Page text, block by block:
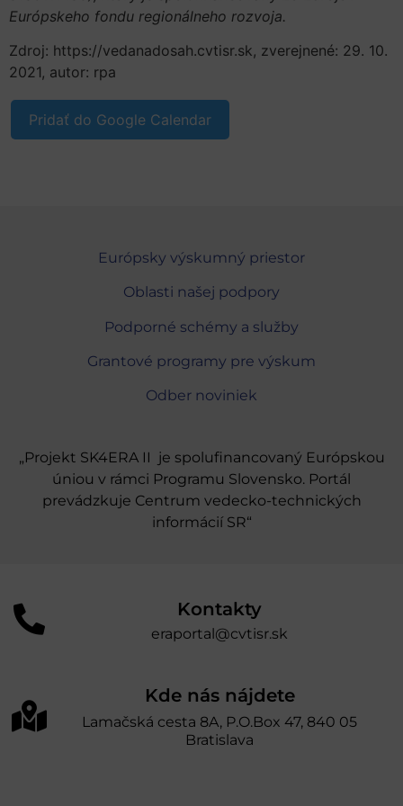
Európskeho fondu regionálneho rozvoja.
Zdroj: https://vedanadosah.cvtisr.sk, zverejnené: 29. 10.
2021, autor: rpa
Pridať do Google Calendar
Európsky výskumný priestor
Oblasti našej podpory
Podporné schémy a služby
Grantové programy pre výskum
Odber noviniek
„Projekt SK4ERA II je spolufinancovaný Európskou
úniou v rámci Programu Slovensko. Portál
prevádzkuje Centrum vedecko-technických
informácií SR“
Kontakty
eraportal@cvtisr.sk
Kde nás nájdete
Lamačská cesta 8A, P.O.Box 47, 840 05
Bratislava